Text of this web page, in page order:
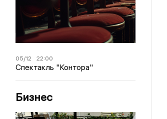
05/12 22:00
Спектакль "Контора"
Бизнес